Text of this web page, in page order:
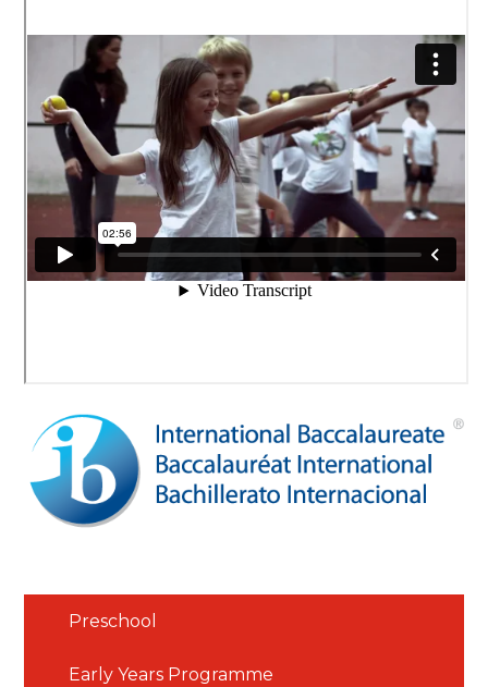
Preschool
Early Years Programme